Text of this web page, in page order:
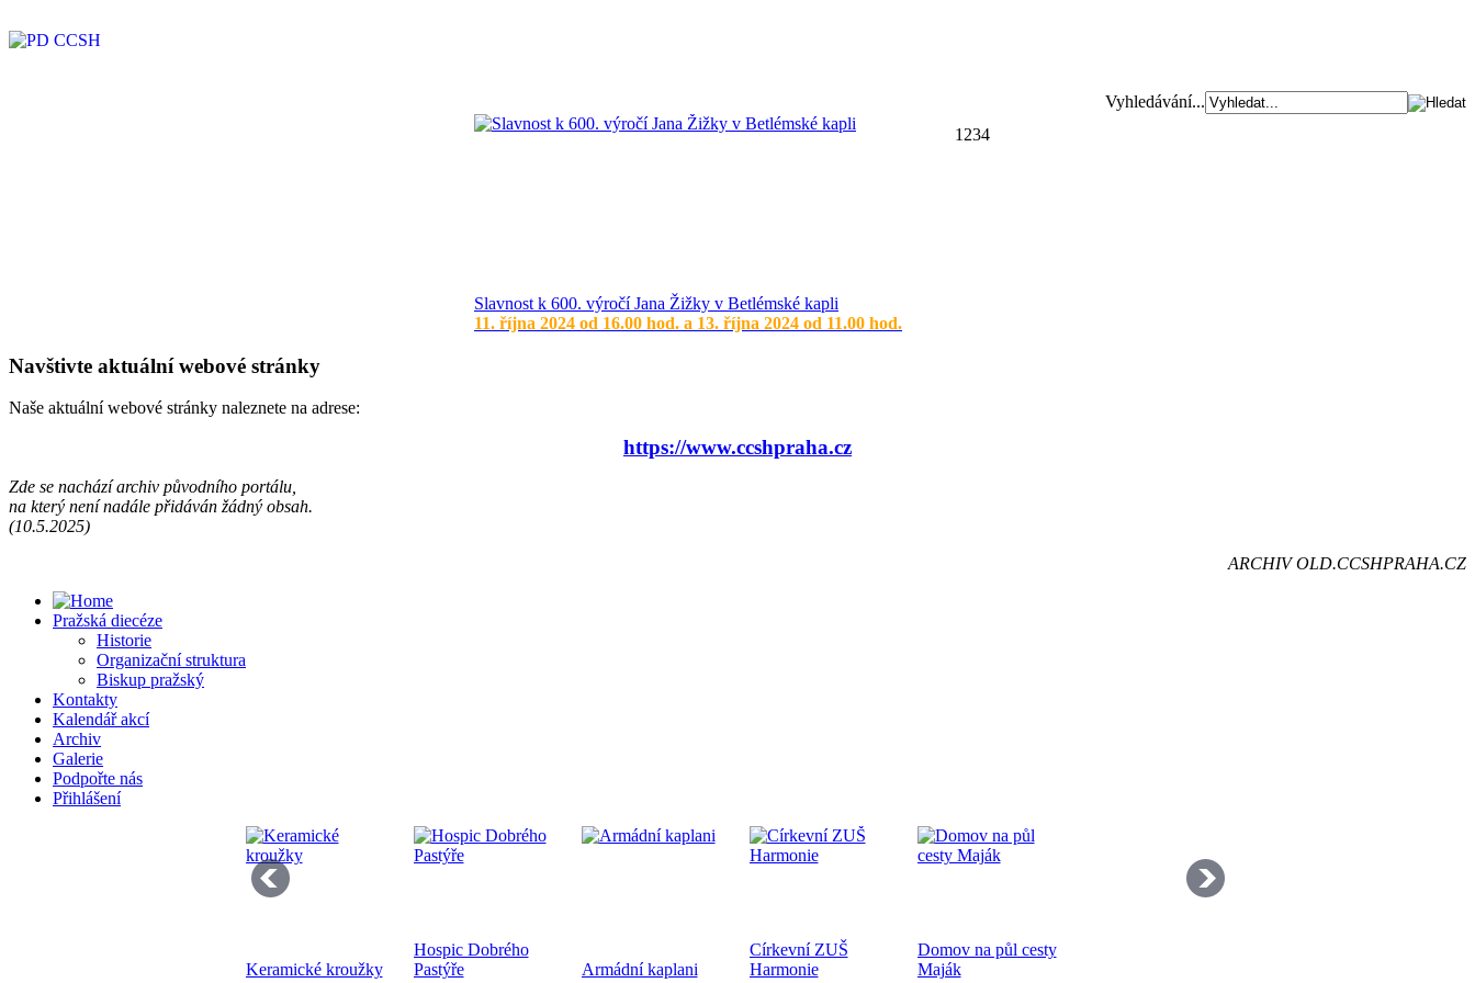
Vyhledávání...
Slavnost k 600. výročí Jana Žižky v Betlémské kapli
11. října 2024 od 16.00 hod. a 13. října 2024 od 11.00 hod.
Bohoslužba ke dni válečných veteránů 10.11.2024
1 234
Navštivte aktuální webové stránky
Naše aktuální webové stránky naleznete na adrese:
https://www.ccshpraha.cz
Zde se nachází archiv původního portálu,
na který není nadále přidáván žádný obsah.
(10.5.2025)
ARCHIV OLD.CCSHPRAHA.CZ
Pražská diecéze
Historie
Organizační struktura
Biskup pražský
Kontakty
Kalendář akcí
Archiv
Galerie
Podpořte nás
Přihlášení
Keramické kroužky
Hospic Dobrého
Pastýře
Armádní kaplani
Církevní ZUŠ
Harmonie
Domov na půl cesty
Maják